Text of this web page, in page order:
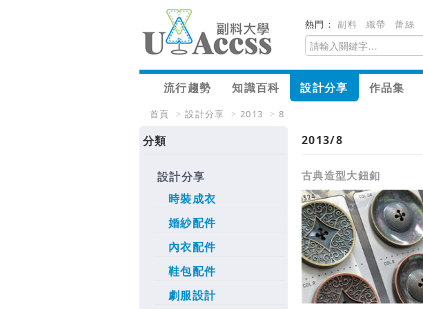
熱門：副料 織帶 蕾絲
流行趨勢 知識百科 設計分享 作品集
首頁 > 設計分享 > 2013 > 8
分類
設計分享
時裝成衣
婚紗配件
內衣配件
鞋包配件
劇服設計
2013/8
古典造型大鈕釦